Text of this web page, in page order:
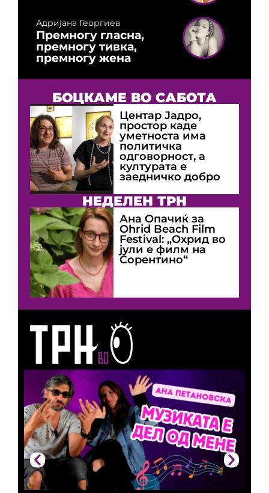
Адријана Георгиев
Премногу гласна,
премногу тивка,
премногу жена
БОЦКАМЕ ВО САБОТА
Центар Јадро,
простор каде
уметноста има
политичка
одговорност, а
културата е
заедничко добро
НЕДЕЛЕН ТРН
Ана Опачиќ за
Оhrid Beach Film
Festival: „Охрид во
јули е филм на
Сорентино“